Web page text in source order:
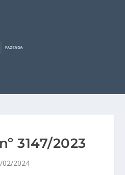
3147/2023
02/2024